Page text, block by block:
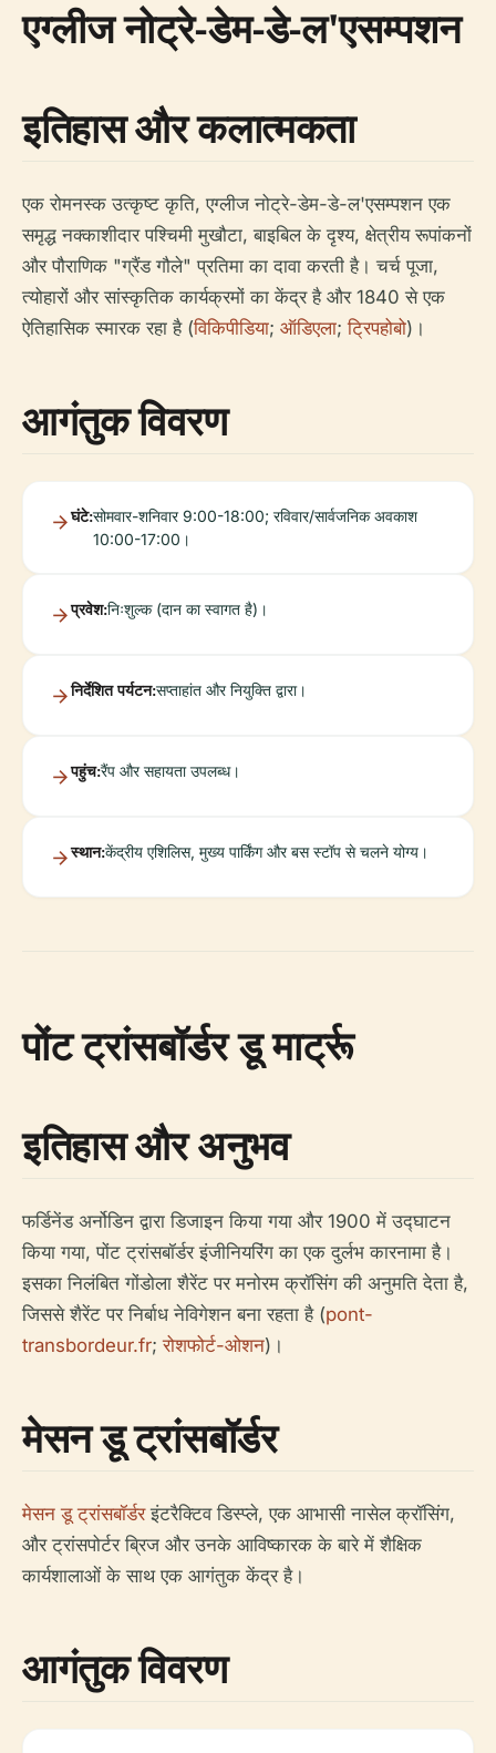
एग्लीज नोट्रे-डेम-डे-ल'एसम्पशन
इतिहास और कलात्मकता
एक रोमनस्क उत्कृष्ट कृति, एग्लीज नोट्रे-डेम-डे-ल'एसम्पशन एक
समृद्ध नक्काशीदार पश्चिमी मुखौटा, बाइबिल के दृश्य, क्षेत्रीय रूपांकनों
और पौराणिक "ग्रैंड गौले" प्रतिमा का दावा करती है। चर्च पूजा,
त्योहारों और सांस्कृतिक कार्यक्रमों का केंद्र है और 1840 से एक
ऐतिहासिक स्मारक रहा है (विकिपीडिया; ऑडिएला;ट्रिपहोबो)।
आगंतुक विवरण
घंटे:सोमवार-शनिवार 9:00-18:00; रविवार/सार्वजनिक अवकाश
10:00-17:00।
प्रवेश:निःशुल्क (दान का स्वागत है)।
निर्देशित पर्यटन:सप्ताहांत और नियुक्ति द्वारा।
पहुंच:रैंप और सहायता उपलब्ध।
स्थान:केंद्रीय एशिलिस, मुख्य पार्किंग और बस स्टॉप से चलने योग्य।
पोंट ट्रांसबॉर्डर डू मार्ट्रू
इतिहास और अनुभव
फर्डिनेंड अर्नोडिन द्वारा डिजाइन किया गया और 1900 में उद्घाटन
किया गया, पोंट ट्रांसबॉर्डर इंजीनियरिंग का एक दुर्लभ कारनामा है।
इसका निलंबित गोंडोला शैरेंट पर मनोरम क्रॉसिंग की अनुमति देता है,
जिससे शैरेंट पर निर्बाध नेविगेशन बना रहता है (pont-
transbordeur.fr;रोशफोर्ट-ओशन)।
मेसन डू ट्रांसबॉर्डर
मेसन डू ट्रांसबॉर्डरइंटरैक्टिव डिस्प्ले, एक आभासी नासेल क्रॉसिंग,
और ट्रांसपोर्टर ब्रिज और उनके आविष्कारक के बारे में शैक्षिक
कार्यशालाओं के साथ एक आगंतुक केंद्र है।
आगंतुक विवरण